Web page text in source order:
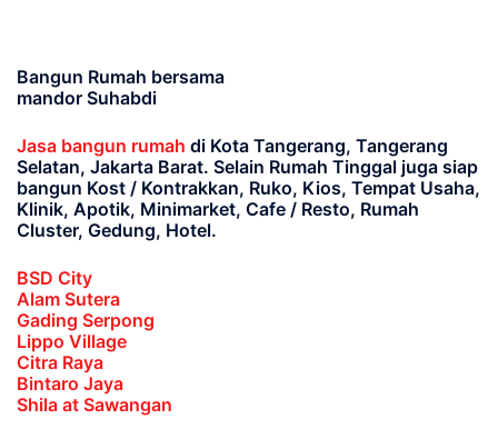
Bangun Rumah bersama
mandor Suhabdi
Jasa bangun rumah di Kota Tangerang, Tangerang
Selatan, Jakarta Barat. Selain Rumah Tinggal juga siap
bangun Kost / Kontrakkan, Ruko, Kios, Tempat Usaha,
Klinik, Apotik, Minimarket, Cafe / Resto, Rumah
Cluster, Gedung, Hotel.
BSD City
Alam Sutera
Gading Serpong
Lippo Village
Citra Raya
Bintaro Jaya
Shila at Sawangan